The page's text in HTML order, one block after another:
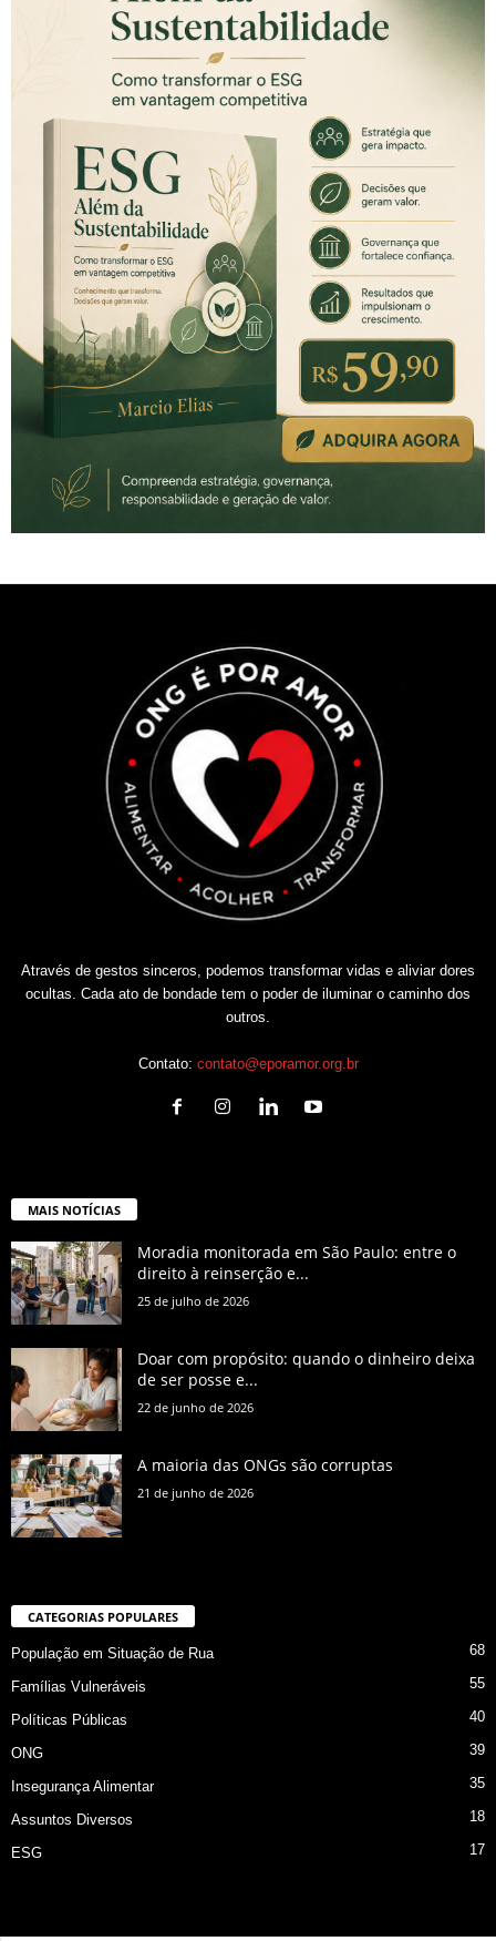
Através de gestos sinceros, podemos transformar vidas e aliviar dores
ocultas. Cada ato de bondade tem o poder de iluminar o caminho dos
outros.
Contato: contato@eporamor.org.br
MAIS NOTÍCIAS
Moradia monitorada em São Paulo: entre o
direito à reinserção e...
25 de julho de 2026
Doar com propósito: quando o dinheiro deixa
de ser posse e...
22 de junho de 2026
A maioria das ONGs são corruptas
21 de junho de 2026
CATEGORIAS POPULARES
População em Situação de Rua 68
Famílias Vulneráveis 55
Políticas Públicas 40
ONG 39
Insegurança Alimentar 35
Assuntos Diversos 18
ESG 17